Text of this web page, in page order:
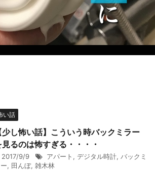
い話
少し怖い話】こういう時バックミラー
見るのは怖すぎる・・・・
2017/9/9 アパート , デジタル時計, バックミ
, 田んぼ, 雑木林